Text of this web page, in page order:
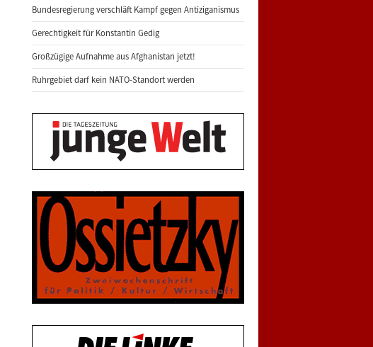
Bundesregierung verschläft Kampf gegen Antiziganismus
Gerechtigkeit für Konstantin Gedig
Großzügige Aufnahme aus Afghanistan jetzt!
Ruhrgebiet darf kein NATO-Standort werden